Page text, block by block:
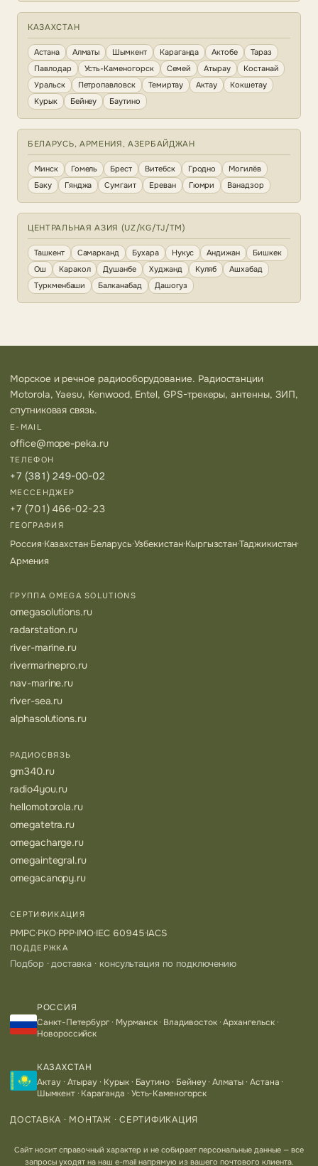
КАЗАХСТАН
Астана Алматы Шымкент Караганда Актобе
Тараз
Павлодар
Усть-Каменогорск Семей Атырау
Костанай
Уральск
Петропавловск Темиртау Актау
Кокшетау
Курык
Бейнеу Баутино
БЕЛАРУСЬ, АРМЕНИЯ, АЗЕРБАЙДЖАН
Минск Гомель Брест Витебск Гродно
Могилёв
Баку
Гянджа Сумгаит Ереван Гюмри Ванадзор
ЦЕНТРАЛЬНАЯ АЗИЯ (UZ/KG/TJ/TM)
Ташкент Самарканд Бухара Нукус Андижан
Бишкек
Ош
Каракол Душанбе Худжанд Куляб
Ашхабад
Туркменбаши
Балканабад Дашогуз
Морское и речное радиооборудование. Радиостанции
Motorola, Yaesu, Kenwood, Entel, GPS-трекеры, антенны, ЗИП,
спутниковая связь.
E-MAIL
office@mope-peka.ru
ТЕЛЕФОН
+7 (381) 249-00-02
МЕССЕНДЖЕР
+7 (701) 466-02-23
ГЕОГРАФИЯ
Россия·Казахстан·Беларусь·Узбекистан·Кыргызстан·Таджикистан·
Армения
ГРУППА OMEGA SOLUTIONS
omegasolutions.ru
radarstation.ru
river-marine.ru
rivermarinepro.ru
nav-marine.ru
river-sea.ru
alphasolutions.ru
РАДИОСВЯЗЬ
gm340.ru
radio4you.ru
hellomotorola.ru
omegatetra.ru
omegacharge.ru
omegaintegral.ru
omegacanopy.ru
СЕРТИФИКАЦИЯ
РМРС·РКО·РРР·IMO·IEC 60945·IACS
ПОДДЕРЖКА
Подбор · доставка · консультация по подключению
РОССИЯ
Санкт-Петербург · Мурманск · Владивосток · Архангельск ·
Новороссийск
КАЗАХСТАН
Актау · Атырау · Курык · Баутино · Бейнеу · Алматы · Астана ·
Шымкент · Караганда · Усть-Каменогорск
ДОСТАВКА · МОНТАЖ · СЕРТИФИКАЦИЯ
Сайт носит справочный характер и не собирает персональные данные — все
запросы уходят на наш e-mail напрямую из вашего почтового клиента.